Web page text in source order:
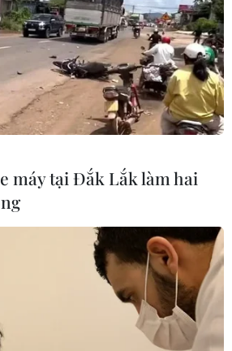
Chí Minh phát động Tháng
năm nay, Hội Chữ thập Đỏ
đặt mục tiêu vận động hơn 90
máy tại Đắk Lắk làm hai